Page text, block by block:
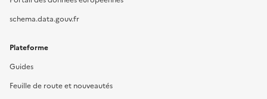
schema.data.gouv.fr
Plateforme
Guides
Feuille de route et nouveautés